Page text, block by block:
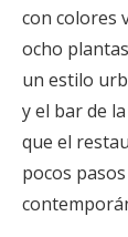
con colores
ocho
un estilo
y el bar de
que el
pocos